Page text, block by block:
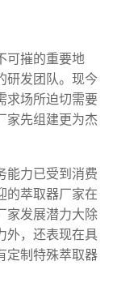
可摧的重要地
研发团队。现今
求场所迫切需要
家先组建更为杰
能力已受到消费
的萃取器厂家在
家发展潜力大除
外，还表现在具
定制特殊萃取器